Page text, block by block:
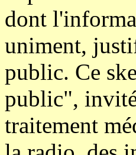
dont
uniment,
public. Ce
public",
traitement